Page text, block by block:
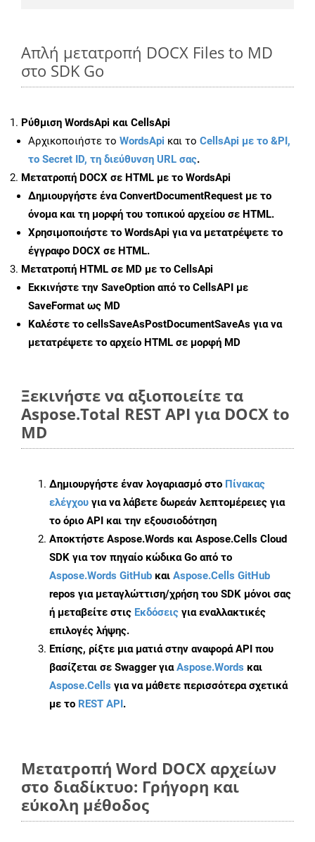
Απλή μετατροπή DOCX Files to MD
στο SDK Go
Ρύθμιση WordsApi και CellsApi
Αρχικοποιήστε το WordsApi και το CellsApi με το &PI,
το Secret ID, τη διεύθυνση URL σας.
Μετατροπή DOCX σε HTML με το WordsApi
Δημιουργήστε έναConvertDocumentRequest με το
όνομα και τη μορφή του τοπικού αρχείου σε HTML.
Χρησιμοποιήστε το WordsApi για να μετατρέψετε το
έγγραφο DOCX σε HTML.
Μετατροπή HTML σε MD με το CellsApi
Εκκινήστε την SaveOption από το CellsAPI με
SaveFormat ως MD
Καλέστε το cellsSaveAsPostDocumentSaveAs για να
μετατρέψετε το αρχείο HTML σε μορφή MD
Ξεκινήστε να αξιοποιείτε τα
Aspose.Total REST API για DOCX to
MD
Δημιουργήστε έναν λογαριασμό στο Πίνακας
ελέγχου για να λάβετε δωρεάν λεπτομέρειες για
το όριο API και την εξουσιοδότηση
Αποκτήστε Aspose.Words και Aspose.Cells Cloud
SDK για τον πηγαίο κώδικα Go από το
Aspose.Words GitHub και Aspose.Cells GitHub
repos για μεταγλώττιση/χρήση του SDK μόνοι σας
ή μεταβείτε στις Εκδόσεις για εναλλακτικές
επιλογές λήψης.
Επίσης, ρίξτε μια ματιά στην αναφορά API που
βασίζεται σε Swagger γιαAspose.Words και
Aspose.Cells για να μάθετε περισσότερα σχετικά
με το REST API.
Μετατροπή Word DOCX αρχείων
στο διαδίκτυο: Γρήγορη και
εύκολη μέθοδος